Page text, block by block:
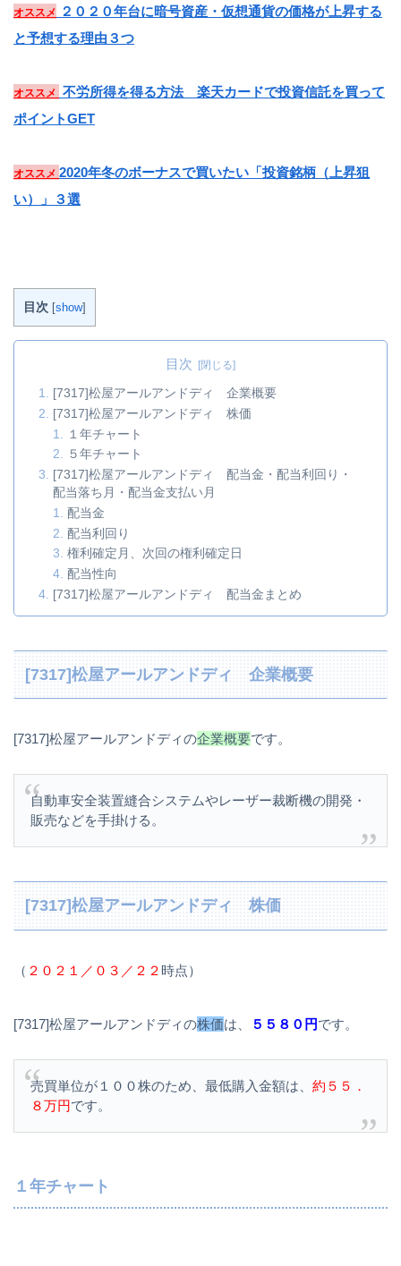
オススメ
２０２０年台に暗号資産・仮想通貨の価格が上昇する
と予想する理由３つ
オススメ
不労所得を得る方法 楽天カードで投資信託を買って
ポイントGET
オススメ 2020年冬のボーナスで買いたい「投資銘柄（上昇狙
い）」３選
目次 [show]
目次
[7317]松屋アールアンドディ 企業概要
[7317]松屋アールアンドディ 株価
１年チャート
５年チャート
[7317]松屋アールアンドディ 配当金・配当利回り・
配当落ち月・配当金支払い月
配当金
配当利回り
権利確定月、次回の権利確定日
配当性向
[7317]松屋アールアンドディ 配当金まとめ
[7317]松屋アールアンドディ 企業概要
[7317]松屋アールアンドディの企業概要です。
自動車安全装置縫合システムやレーザー裁断機の開発・
販売などを手掛ける。
[7317]松屋アールアンドディ 株価
（ ２０２１／０３／２２時点）
[7317]松屋アールアンドディの株価は、 ５５８０円です。
売買単位が１００株のため、最低購入金額は、 約５５．
８万円です。
１年チャート